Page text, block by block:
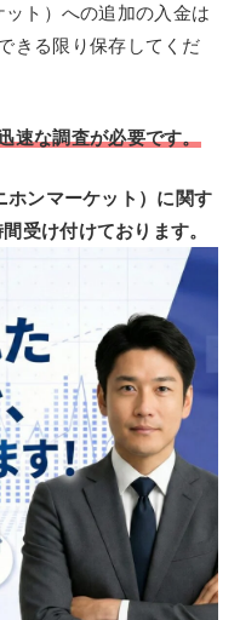
ト）への追加の入金は
きる限り保存してくだ
速な調査が必要です。
ンマーケット）に関す
受け付けております。